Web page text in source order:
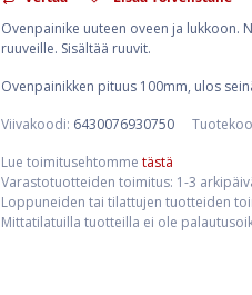
Ovenpainike uuteen oveen ja lukkoon.
ruuveille. Sisältää ruuvit.
Ovenpainikken pituus 100mm, ulos
Viivakoodi: 6430076930750
Lue toimitusehtomme tästä
Varastotuotteiden toimitus: 1-3
Loppuneiden tai tilattujen tuotteiden
Mittatilatuilla tuotteilla ei ole